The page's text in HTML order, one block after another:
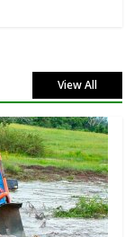
View All